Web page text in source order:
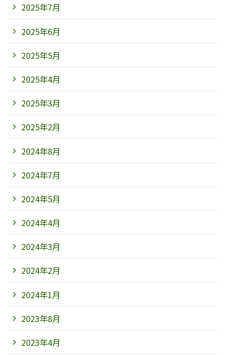
2025年7月
2025年6月
2025年5月
2025年4月
2025年3月
2025年2月
2024年8月
2024年7月
2024年5月
2024年4月
2024年3月
2024年2月
2024年1月
2023年8月
2023年4月